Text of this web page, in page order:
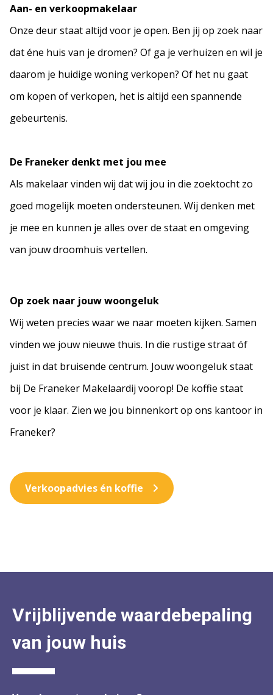
Aan- en verkoopmakelaar
Onze deur staat altijd voor je open. Ben jij op zoek naar
dat éne huis van je dromen? Of ga je verhuizen en wil je
daarom je huidige woning verkopen? Of het nu gaat
om kopen of verkopen, het is altijd een spannende
gebeurtenis.
De Franeker denkt met jou mee
Als makelaar vinden wij dat wij jou in die zoektocht zo
goed mogelijk moeten ondersteunen. Wij denken met
je mee en kunnen je alles over de staat en omgeving
van jouw droomhuis vertellen.
Op zoek naar jouw woongeluk
Wij weten precies waar we naar moeten kijken. Samen
vinden we jouw nieuwe thuis. In die rustige straat óf
juist in dat bruisende centrum. Jouw woongeluk staat
bij De Franeker Makelaardij voorop! De koffie staat
voor je klaar. Zien we jou binnenkort op ons kantoor in
Franeker?
Verkoopadvies én koffie
Vrijblijvende waardebepaling
van jouw huis